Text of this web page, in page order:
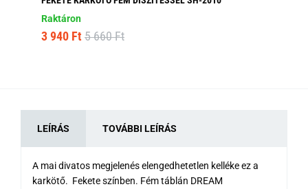
Raktáron
3 940 Ft 5 660 Ft
LEÍRÁS TOVÁBBI LEÍRÁS
A mai divatos megjelenés elengedhetetlen kelléke ez a
karkötő. Fekete színben. Fém táblán DREAM